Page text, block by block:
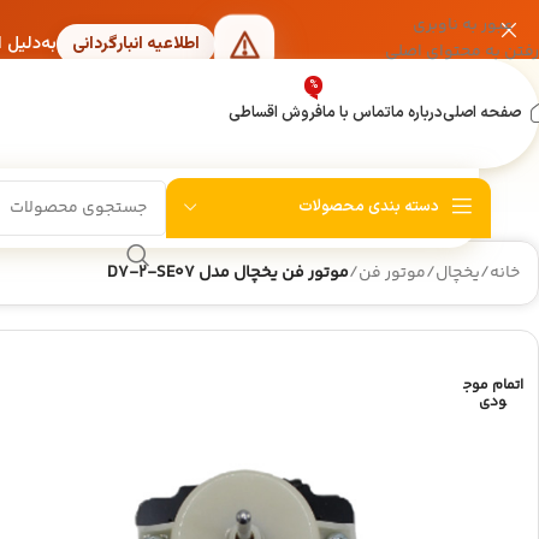
عبور به ناوبری
رفتن به محتوای اصلی
اطلاعیه انبارگردانی
صفحه اصلیدرباره ماتماس با مافروش اقساطی
%
دسته بندی محصولات
خانه/یخچال/موتور فن/موتور فن یخچال مدل D7-2-SE07
اتمام موج
ودی